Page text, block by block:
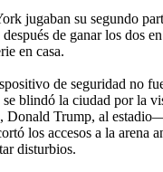
jugaban su segundo
de ganar los dos
en casa.
de seguridad no
blindó la ciudad por la
Donald Trump, al
los accesos a la arena
disturbios.